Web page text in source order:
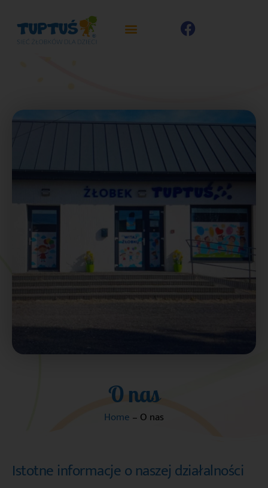
O nas
Home – O nas
Istotne informacje o naszej działalności